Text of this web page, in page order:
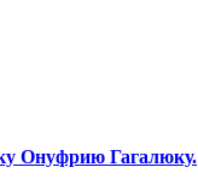
Онуфрию Гагалюку.